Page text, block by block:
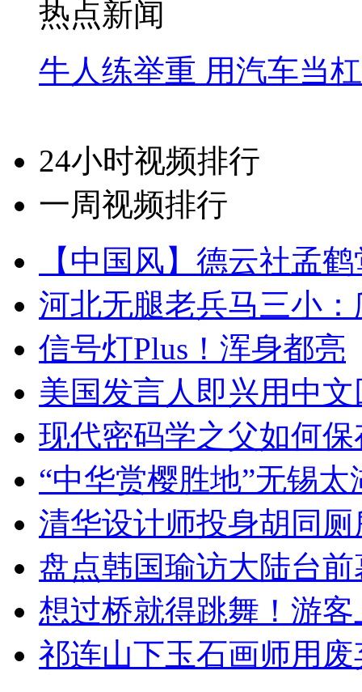
热点新闻
牛人练举重 用汽车当
24小时视频排行
一周视频排行
【中国风】德云社孟
河北无腿老兵马三小
信号灯Plus！浑身都亮
美国发言人即兴用中
现代密码学之父如何
“中华赏樱胜地”无锡
清华设计师投身胡同
盘点韩国瑜访大陆台
想过桥就得跳舞！游客
祁连山下玉石画师用